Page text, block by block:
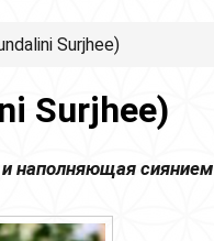
Surjhee)
Surjhee)
наполняющая сиянием